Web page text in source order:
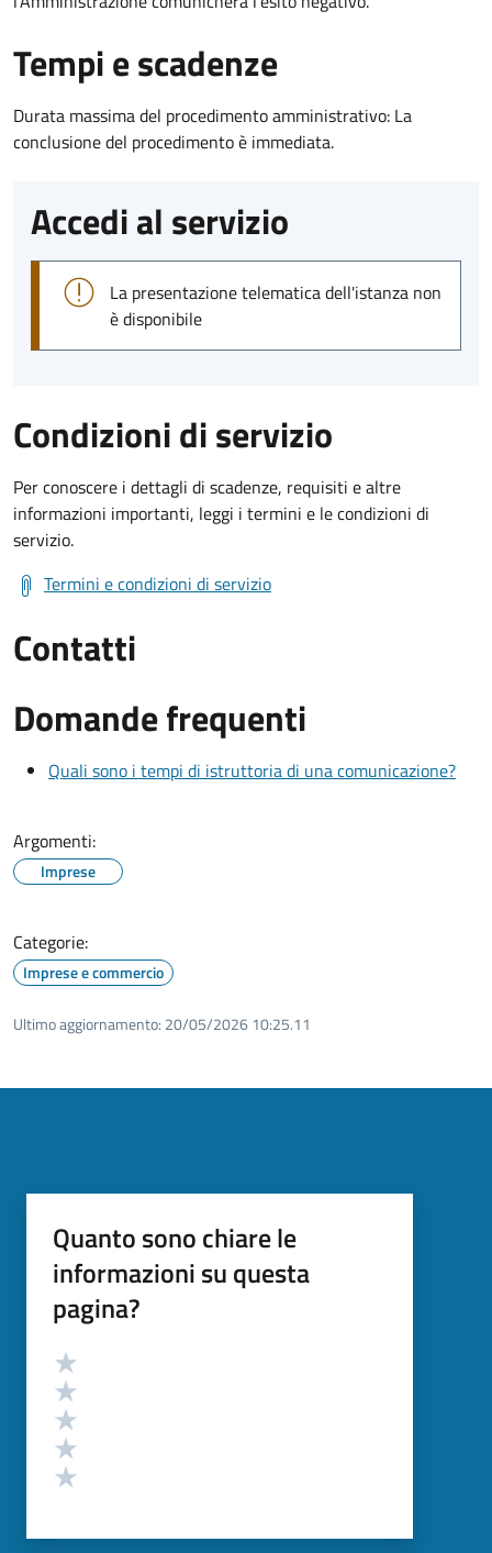
Tempi e scadenze
Durata massima del procedimento amministrativo: La
conclusione del procedimento è immediata.
Accedi al servizio
La presentazione telematica dell'istanza non
è disponibile
Condizioni di servizio
Per conoscere i dettagli di scadenze, requisiti e altre
informazioni importanti, leggi i termini e le condizioni di
servizio.
Termini e condizioni di servizio
Contatti
Domande frequenti
Quali sono i tempi di istruttoria di una comunicazione?
Argomenti:
Imprese
Categorie:
Imprese e commercio
Ultimo aggiornamento: 20/05/2026 10:25.11
Quanto sono chiare le
informazioni su questa
pagina?
Valutazione